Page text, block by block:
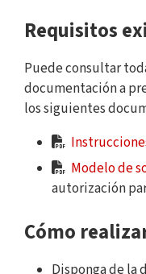
Requisitos
Puede consultar
documentación a
los siguientes
Modelo de
autorización
Cómo